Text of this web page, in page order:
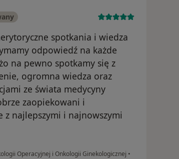
spotkania i wiedza
odpowiedź na każde
na pewno spotkamy się z
ogromna wiedza oraz
ze świata medycyny
zaopiekowani i
najlepszymi i najnowszymi
Operacyjnej i Onkologii Ginekologicznej •